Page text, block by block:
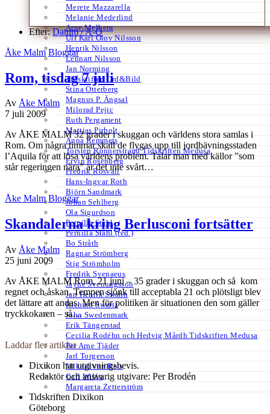
Merete Mazzarella
Melanie Mederlind
Arne Melberg
Ulf Karl Olov Nilsson
Henrik Nilsson
Lennart Nilsson
Jan Norming
Tidskriften Ord&Bild
Stina Otterberg
Magnus P. Ängsal
Milorad Pejic
Ruth Pergament
Mattias Pirholt
Anna Remmets
Torsten Rönnerstrand Tidskriften Medusa
Ervin Rosenberg
Fredrik Rosvall
Hans-Ingvar Roth
Björn Sandmark
Johan Sehlberg
Ola Sigurdson
Pernilla Ståhl
Pernilla Ståhl (red.)
Bo Stråth
Ragnar Strömberg
Stig Strömholm
Fredrik Svenaeus
Jayne Svenungsson
Jan Henrik Swahn
Richard Swartz
John Swedenmark
Erik Tängerstad
Cecilia Rodéhn och Hedvig Mårdh Tidskriften Medusa
Per Arne Tjäder
Jarl Torgerson
Mikael van Reis
Carl Wilén
Margareta Zetterström
Efter:Datum /A-Ö
Åke Malm Bloggar
Rom, tisdag 7 juli
Av Åke Malm
7 juli 2009
Av ÅKE MALM 32 grader i skuggan och världens stora samlas i
Rom. Om några timmar skall de flygas upp till jordbävningsstaden
l’Aquila för att lösa världens problem. Talar man med källor ”som
står regeringen nära” är det inte svårt…
Åke Malm Bloggar
Skandalerna kring Berlusconi fortsätter
Av Åke Malm
25 juni 2009
Av ÅKE MALM Rom, 21 juni – 35 grader i skuggan och så kom
regnet och åskan. Tempen sjönk till acceptabla 21 och plötsligt blev
det lättare att andas. Men för politiken är situationen den som gäller
tryckkokaren – så…
Laddar fler artiklar
Dixikon har utgivningsbevis.
Redaktör och ansvarig utgivare: Per Brodén
Tidskriften Dixikon
Göteborg